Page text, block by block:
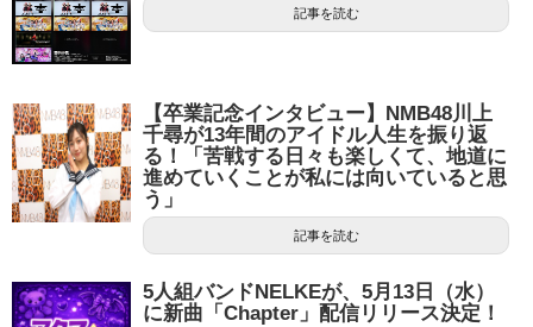
記事を読む
【卒業記念インタビュー】NMB48川上
千尋が13年間のアイドル人生を振り返
る！「苦戦する日々も楽しくて、地道に
進めていくことが私には向いていると思
う」
記事を読む
5人組バンドNELKEが、5月13日（水）
に新曲「Chapter」配信リリース決定！